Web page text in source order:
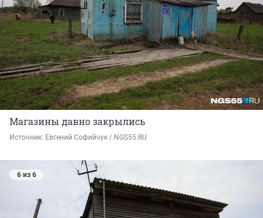
Магазины давно закрылись
Источник: Евгений Софийчук / NGS55.RU
6 из 6